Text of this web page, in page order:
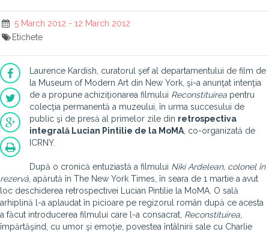
5 March 2012 - 12 March 2012
Etichete
Laurence Kardish, curatorul şef al departamentului de film de
la Museum of Modern Art din New York, şi-a anunţat intenţia
de a propune achiziţionarea filmului Reconstituirea pentru
colecţia permanentă a muzeului, în urma succesului de
public şi de presă al primelor zile din retrospectiva
integrală Lucian Pintilie de la MoMA , co-organizată de
ICRNY.
După o cronică entuziastă a filmului Niki Ardelean, colonel în
rezervă , apărută în The New York Times, în seara de 1 martie a avut
loc deschiderea retrospectivei Lucian Pintilie la MoMA. O sală
arhiplină l-a aplaudat în picioare pe regizorul român după ce acesta
a făcut introducerea filmului care l-a consacrat, Reconstituirea
împărtăşind, cu umor şi emoţie, povestea întâlnirii sale cu Charlie